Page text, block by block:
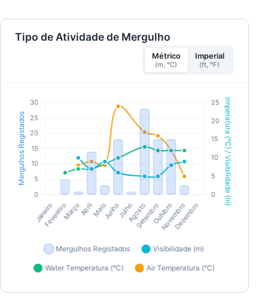
Tipo de Atividade de Mergulho
Métrico
(m, °C)
Imperial
(ft, °F)